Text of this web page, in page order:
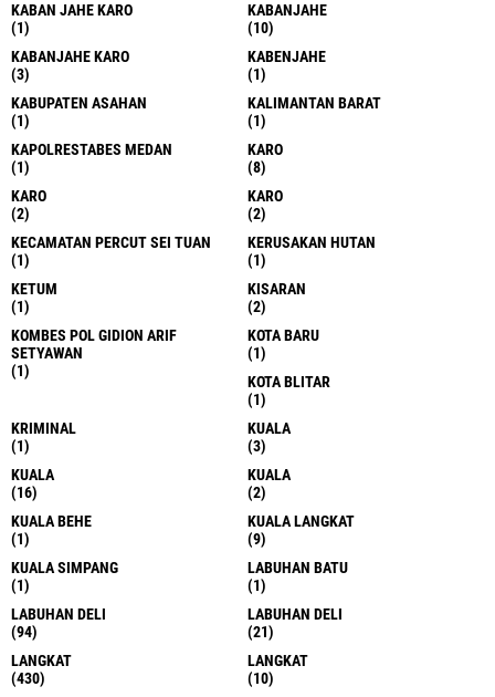
KABAN JAHE KARO
(1)
KABANJAHE
(10)
KABANJAHE KARO
(3)
KABENJAHE
(1)
KABUPATEN ASAHAN
(1)
KALIMANTAN BARAT
(1)
KAPOLRESTABES MEDAN
(1)
KARO
(8)
KARO
(2)
KARO
(2)
KECAMATAN PERCUT SEI TUAN
(1)
KERUSAKAN HUTAN
(1)
KETUM
(1)
KISARAN
(2)
KOMBES POL GIDION ARIF
SETYAWAN
(1)
KOTA BARU
(1)
KOTA BLITAR
(1)
KRIMINAL
(1)
KUALA
(3)
KUALA
(16)
KUALA
(2)
KUALA BEHE
(1)
KUALA LANGKAT
(9)
KUALA SIMPANG
(1)
LABUHAN BATU
(1)
LABUHAN DELI
(94)
LABUHAN DELI
(21)
LANGKAT
(430)
LANGKAT
(10)